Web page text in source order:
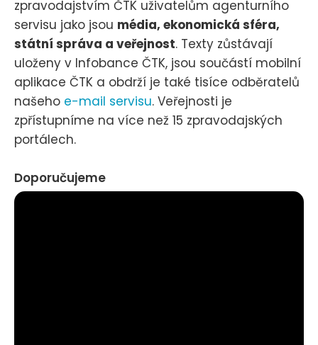
zpravodajstvím ČTK uživatelům agenturního
servisu jako jsou média, ekonomická sféra,
státní správa a veřejnost. Texty zůstávají
uloženy v Infobance ČTK, jsou součástí mobilní
aplikace ČTK a obdrží je také tisíce odběratelů
našeho e-mail servisu. Veřejnosti je
zpřístupníme na více než 15 zpravodajských
portálech.
Doporučujeme